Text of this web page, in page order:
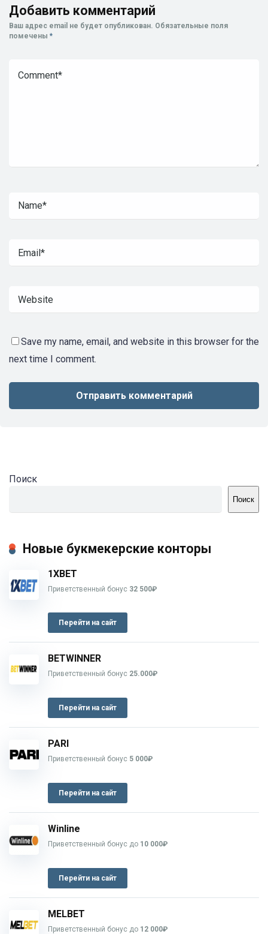
Добавить комментарий
Ваш адрес email не будет опубликован. Обязательные поля
помечены *
Save my name, email, and website in this browser for the
next time I comment.
Поиск
Поиск
Новые букмекерские конторы
1XBET
Приветственный бонус 32 500₽
Перейти на сайт
BETWINNER
Приветственный бонус 25.000₽
Перейти на сайт
PARI
Приветственный бонус 5 000₽
Перейти на сайт
Winline
Приветственный бонус до 10 000₽
Перейти на сайт
MELBET
Приветственный бонус до 12 000₽